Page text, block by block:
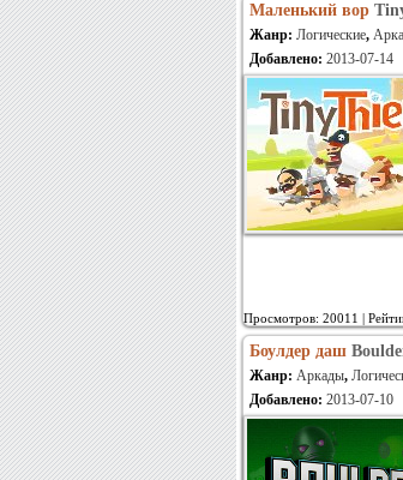
Маленький вор
Жанр: Логические,
Добавлено: 2013-07-14
Просмотров: 20011 |
Боулдер даш
Жанр: Аркады,
Добавлено: 2013-07-10